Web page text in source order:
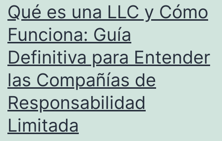
Qué es una LLC y Cómo
Funciona: Guía
Definitiva para Entender
las Compañías de
Responsabilidad
Limitada